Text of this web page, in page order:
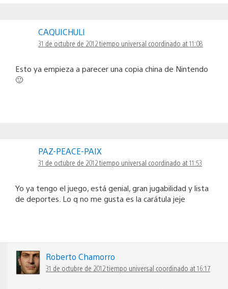
CAQUICHULI
31 de octubre de 2012 tiempo universal coordinado at 11:08
Esto ya empieza a parecer una copia china de Nintendo
🙂
PAZ-PEACE-PAIX
31 de octubre de 2012 tiempo universal coordinado at 11:53
Yo ya tengo el juego, está genial, gran jugabilidad y lista
de deportes. Lo q no me gusta es la carátula jeje
Roberto Chamorro
31 de octubre de 2012 tiempo universal coordinado at 16:17